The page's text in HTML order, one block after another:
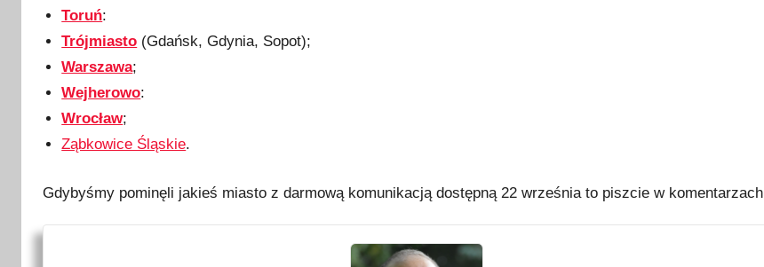
Toruń:
Trójmiasto (Gdańsk, Gdynia, Sopot);
Warszawa;
Wejherowo:
Wrocław;
Ząbkowice Śląskie.
Gdybyśmy pominęli jakieś miasto z darmową komunikacją dostępną 22 września to piszcie w